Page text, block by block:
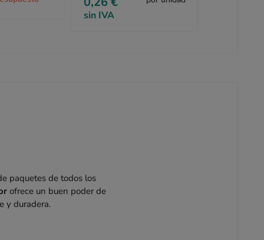
sin IVA
paquetes de todos los
ofrece un buen poder de
y duradera.